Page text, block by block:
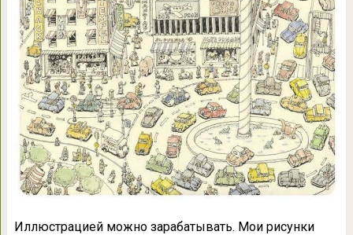
Иллюстрацией можно зарабатывать. Мои рисунки